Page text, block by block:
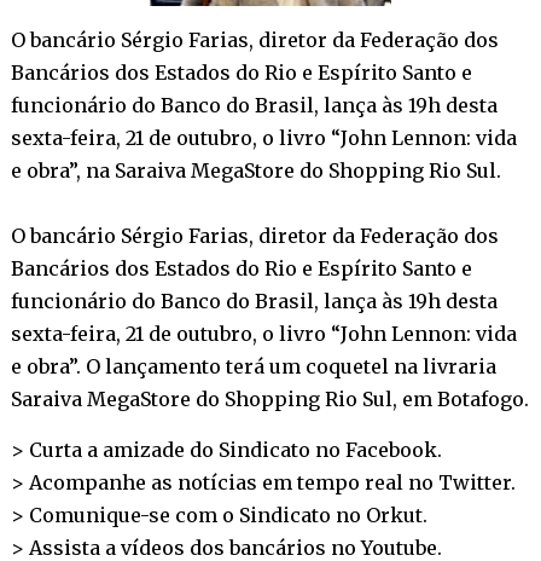
O bancário Sérgio Farias, diretor da Federação dos
Bancários dos Estados do Rio e Espírito Santo e
funcionário do Banco do Brasil, lança às 19h desta
sexta-feira, 21 de outubro, o livro “John Lennon: vida
e obra”, na Saraiva MegaStore do Shopping Rio Sul.
O bancário Sérgio Farias, diretor da Federação dos
Bancários dos Estados do Rio e Espírito Santo e
funcionário do Banco do Brasil, lança às 19h desta
sexta-feira, 21 de outubro, o livro “John Lennon: vida
e obra”. O lançamento terá um coquetel na livraria
Saraiva MegaStore do Shopping Rio Sul, em Botafogo.
> Curta a amizade do Sindicato no Facebook.
> Acompanhe as notícias em tempo real no Twitter.
> Comunique-se com o Sindicato no Orkut.
> Assista a vídeos dos bancários noYoutube.